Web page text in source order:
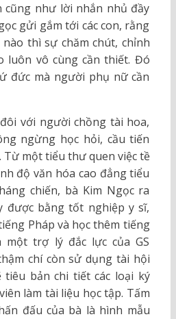
cũng như lời nhắn nhủ đầy
gửi gắm tới các con, rằng
thì sự chăm chút, chỉnh
luôn vô cùng cần thiết. Đó
đức mà người phụ nữ cần
với người chồng tài hoa,
ngừng học hỏi, cầu tiến
Từ một tiểu thư quen việc tề
độ văn hóa cao đẳng tiểu
chiến, bà Kim Ngọc ra
được bằng tốt nghiệp y sĩ,
Pháp và học thêm tiếng
một trợ lý đắc lực của GS
chí còn sử dụng tài hội
tiêu bản chi tiết các loại ký
làm tài liệu học tập. Tấm
đấu của bà là hình mẫu